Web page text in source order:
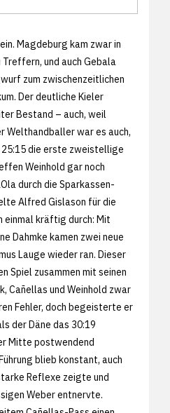
Magdeburg kam zwar in
und auch Gebala
zum zwischenzeitlichen
Der deutliche Kieler
Bestand – auch, weil
Welthandballer war es auch,
25:15 die erste zweistellige
Weinhold gar noch
durch die Sparkassen-
Alfred Gislason für die
einmal kräftig durch: Mit
Dahmke kamen zwei neue
Lauge wieder ran. Dieser
Spiel zusammen mit seinen
Cañellas und Weinhold zwar
Fehler, doch begeisterte er
der Däne das 30:19
Mitte postwendend
blieb konstant, auch
Reflexe zeigte und
Weber entnervte.